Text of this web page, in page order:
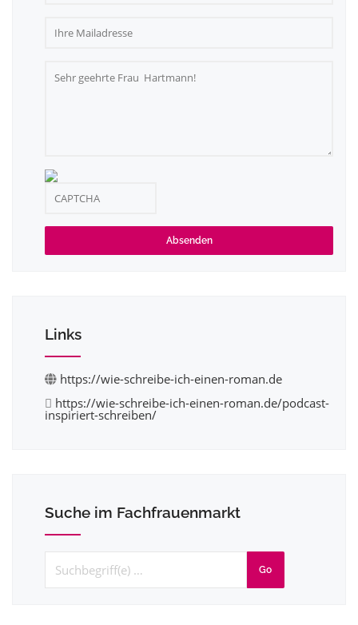
Absenden
Links
https://wie-schreibe-ich-einen-roman.de
https://wie-schreibe-ich-einen-roman.de/podcast-
inspiriert-schreiben/
Suche im Fachfrauenmarkt
Go